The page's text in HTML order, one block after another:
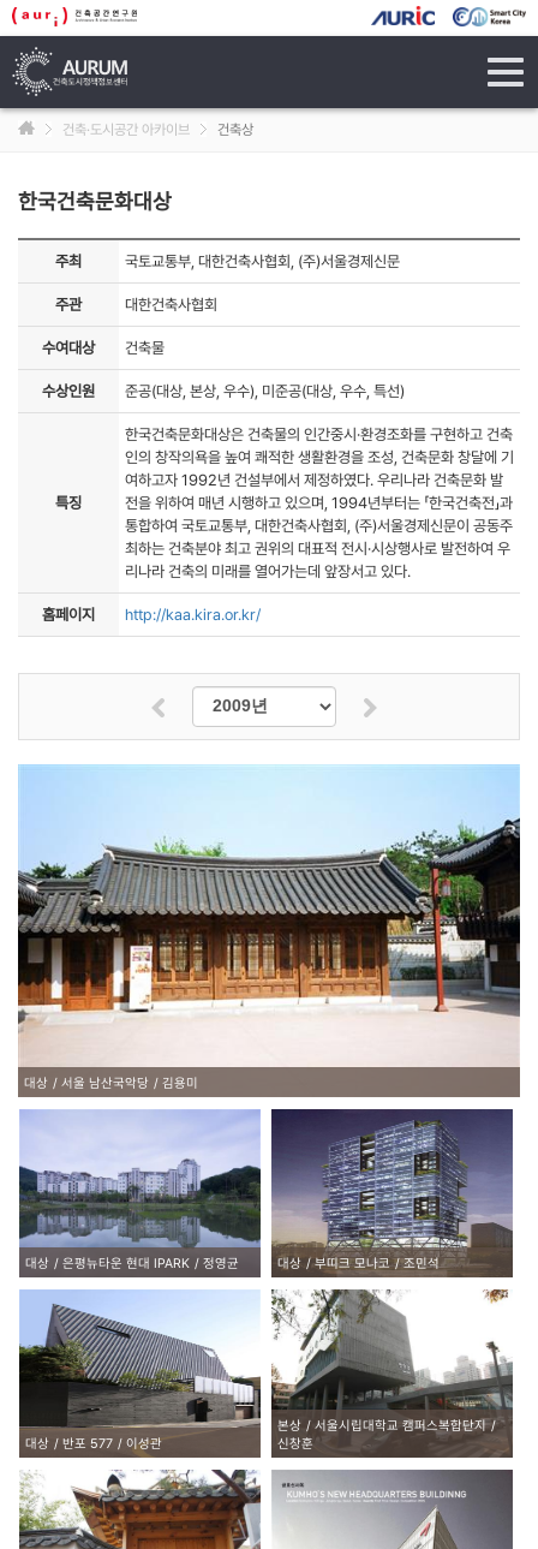
건축·도시공간 아카이브 건축상
한국건축문화대상
주최 국토교통부, 대한건축사협회, (주)서울경제신문
주관 대한건축사협회
수여대상 건축물
수상인원 준공(대상, 본상, 우수), 미준공(대상, 우수, 특선)
특징
한국건축문화대상은 건축물의 인간중시·환경조화를 구현하고 건축
인의 창작의욕을 높여 쾌적한 생활환경을 조성, 건축문화 창달에 기
여하고자 1992년 건설부에서 제정하였다. 우리나라 건축문화 발
전을 위하여 매년 시행하고 있으며, 1994년부터는 「한국건축전」과
통합하여 국토교통부, 대한건축사협회, (주)서울경제신문이 공동주
최하는 건축분야 최고 권위의 대표적 전시·시상행사로 발전하여 우
리나라 건축의 미래를 열어가는데 앞장서고 있다.
홈페이지 http://kaa.kira.or.kr/
대상 서울 남산국악당 김용미
대상 은평뉴타운 현대 IPARK 정영균 대상 부띠크 모나코 조민석
대상 반포 577 이성관
본상
서울시립대학교 캠퍼스복합단지
신창훈